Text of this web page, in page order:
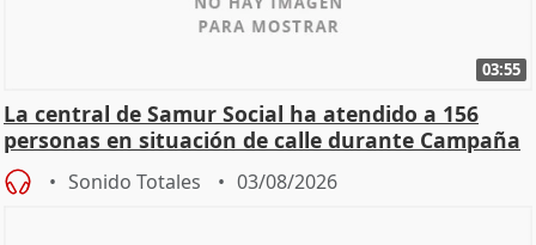
03:55
La central de Samur Social ha atendido a 156
personas en situación de calle durante Campaña
de Calor
Sonido Totales 03/08/2026